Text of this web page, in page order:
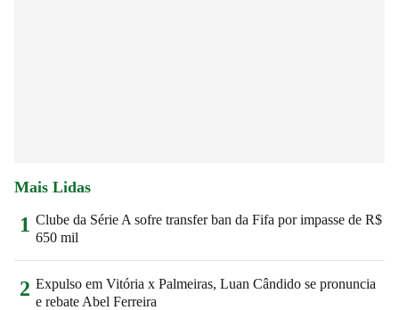
Mais Lidas
1 Clube da Série A sofre transfer ban da Fifa por impasse de R$
650 mil
2 Expulso em Vitória x Palmeiras, Luan Cândido se pronuncia
e rebate Abel Ferreira